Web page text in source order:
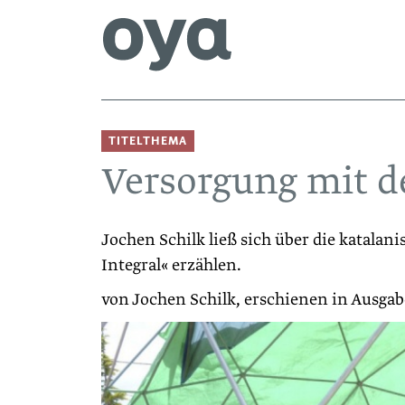
TITELTHEMA
Versorgung mit
Jochen Schilk ließ sich über die
Integral« erzählen.
von Jochen Schilk, erschienen in